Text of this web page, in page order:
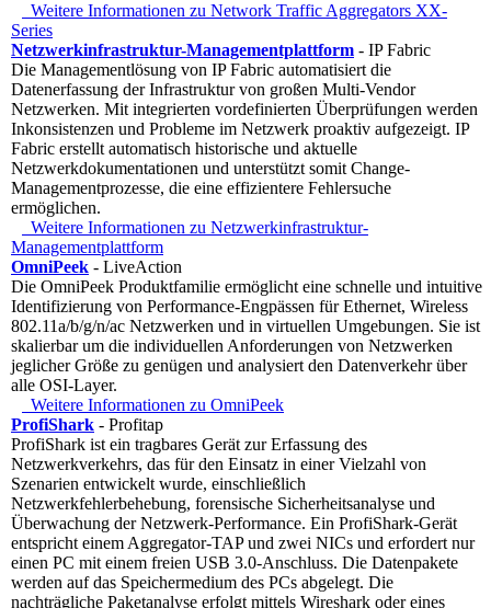
Weitere Informationen zu Network Traffic Aggregators XX-
Series
Netzwerkinfrastruktur-Managementplattform - IP Fabric
Die Managementlösung von IP Fabric automatisiert die
Datenerfassung der Infrastruktur von großen Multi-Vendor
Netzwerken. Mit integrierten vordefinierten Überprüfungen werden
Inkonsistenzen und Probleme im Netzwerk proaktiv aufgezeigt. IP
Fabric erstellt automatisch historische und aktuelle
Netzwerkdokumentationen und unterstützt somit Change-
Managementprozesse, die eine effizientere Fehlersuche
ermöglichen.
Weitere Informationen zu Netzwerkinfrastruktur-
Managementplattform
OmniPeek - LiveAction
Die OmniPeek Produktfamilie ermöglicht eine schnelle und intuitive
Identifizierung von Performance-Engpässen für Ethernet, Wireless
802.11a/b/g/n/ac Netzwerken und in virtuellen Umgebungen. Sie ist
skalierbar um die individuellen Anforderungen von Netzwerken
jeglicher Größe zu genügen und analysiert den Datenverkehr über
alle OSI-Layer.
Weitere Informationen zu OmniPeek
ProfiShark - Profitap
ProfiShark ist ein tragbares Gerät zur Erfassung des
Netzwerkverkehrs, das für den Einsatz in einer Vielzahl von
Szenarien entwickelt wurde, einschließlich
Netzwerkfehlerbehebung, forensische Sicherheitsanalyse und
Überwachung der Netzwerk-Performance. Ein ProfiShark-Gerät
entspricht einem Aggregator-TAP und zwei NICs und erfordert nur
einen PC mit einem freien USB 3.0-Anschluss. Die Datenpakete
werden auf das Speichermedium des PCs abgelegt. Die
nachträgliche Paketanalyse erfolgt mittels Wireshark oder eines